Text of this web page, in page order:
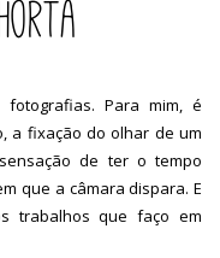
Para mim, é
a fixação do olhar de um
de ter o tempo
que a câmara dispara. E
trabalhos que faço em